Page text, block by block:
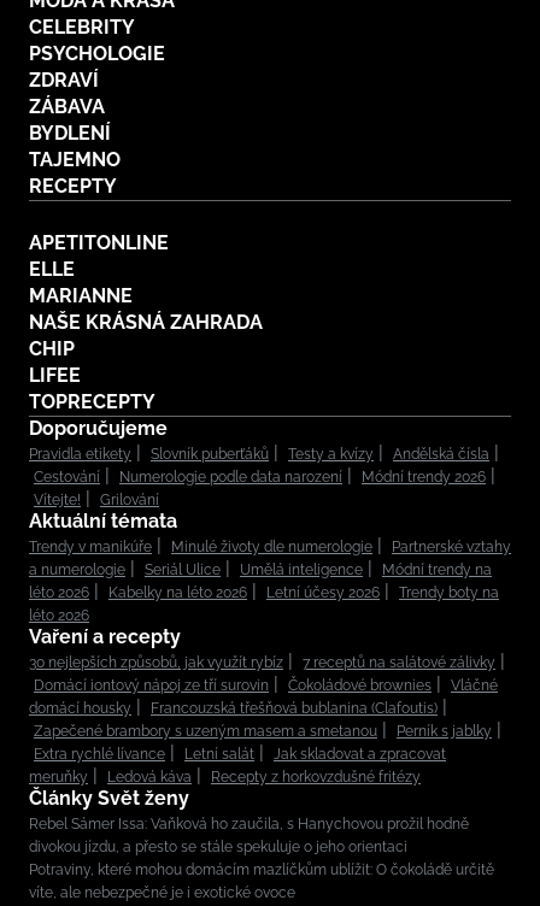
CELEBRITY
PSYCHOLOGIE
ZDRAVÍ
ZÁBAVA
BYDLENÍ
TAJEMNO
RECEPTY
APETITONLINE
ELLE
MARIANNE
NAŠE KRÁSNÁ ZAHRADA
CHIP
LIFEE
TOPRECEPTY
Doporučujeme
Pravidla etikety Slovník puberťáků Testy a kvízy
Andělská čísla
Cestování
Numerologie podle data narození
Módní trendy 2026
Vítejte!
Grilování
Aktuální témata
Trendy v manikúře Minulé životy dle numerologie
Partnerské vztahy
a numerologie
Seriál Ulice Umělá inteligence
Módní trendy na
léto 2026
Kabelky na léto 2026 Letní účesy 2026
Trendy boty na
léto 2026
Vaření a recepty
30 nejlepších způsobů, jak využít rybíz
7 receptů na salátové zálivky
Domácí iontový nápoj ze tří surovin
Čokoládové brownies
Vláčné
domácí housky
Francouzská třešňová bublanina (Clafoutis)
Zapečené brambory s uzeným masem a smetanou
Perník s jablky
Extra rychlé lívance
Letní salát
Jak skladovat a zpracovat
meruňky
Ledová káva Recepty z horkovzdušné fritézy
Články Svět ženy
Rebel Sámer Issa: Vaňková ho zaučila, s Hanychovou prožil hodně
divokou jízdu, a přesto se stále spekuluje o jeho orientaci
Potraviny, které mohou domácím mazlíčkům ublížit: O čokoládě určitě
víte, ale nebezpečné je i exotické ovoce